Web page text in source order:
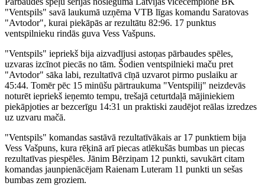
"Ventspils" savā laukumā uzņēma VTB līgas komandu Saratovas
"Avtodor", kurai piekāpās ar rezultātu 82:96. 17 punktus
ventspilnieku rindās guva Vess Vašpuns.
"Ventspils" iepriekš bija aizvadījusi astoņas pārbaudes spēles,
uzvaras izcīnot piecās no tām. Šodien ventspilnieki maču pret
"Avtodor" sāka labi, rezultatīvā cīņā uzvarot pirmo puslaiku ar
45:44. Tomēr pēc 15 minūšu pārtraukuma "Ventspilij" neizdevās
noturēt iepriekš ieņemto tempu, trešajā ceturtdaļā mājiniekiem
piekāpjoties ar bezcerīgu 14:31 un praktiski zaudējot reālas izredzes
uz uzvaru mačā.
"Ventspils" komandas sastāvā rezultatīvākais ar 17 punktiem bija
Vess Vašpuns, kura rēķinā arī piecas atlēkušās bumbas un piecas
rezultatīvas piespēles. Jānim Bērziņam 12 punkti, savukārt citam
komandas jaunpienācējam Raienam Luteram 11 punkti un sešas
bumbas zem groziem.